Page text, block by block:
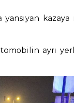
yansıyan
ayrı